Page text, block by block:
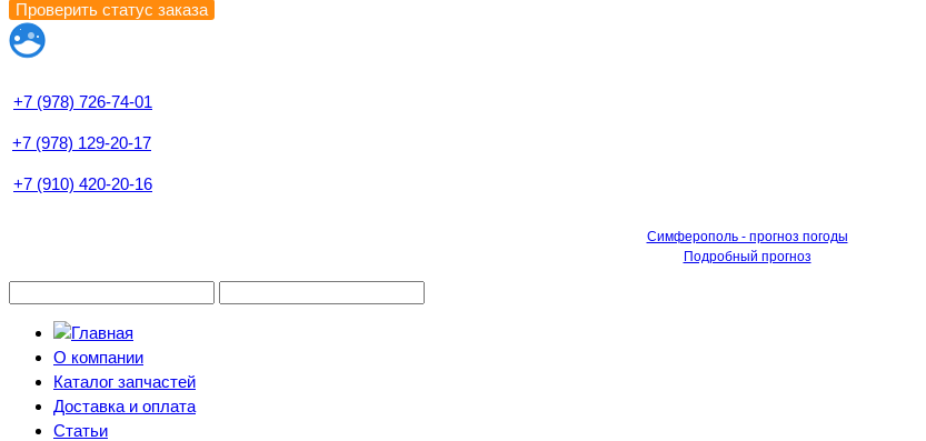
+7 (978) 726-74-01
+7 (978) 129-20-17
+7 (910) 420-20-16
Симферополь - прогноз погоды
Подробный прогноз
О компании
Каталог запчастей
Доставка и оплата
Статьи